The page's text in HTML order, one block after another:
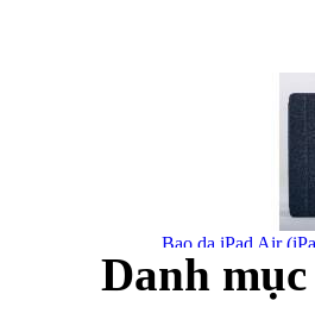
Bao da iPad Air
Danh